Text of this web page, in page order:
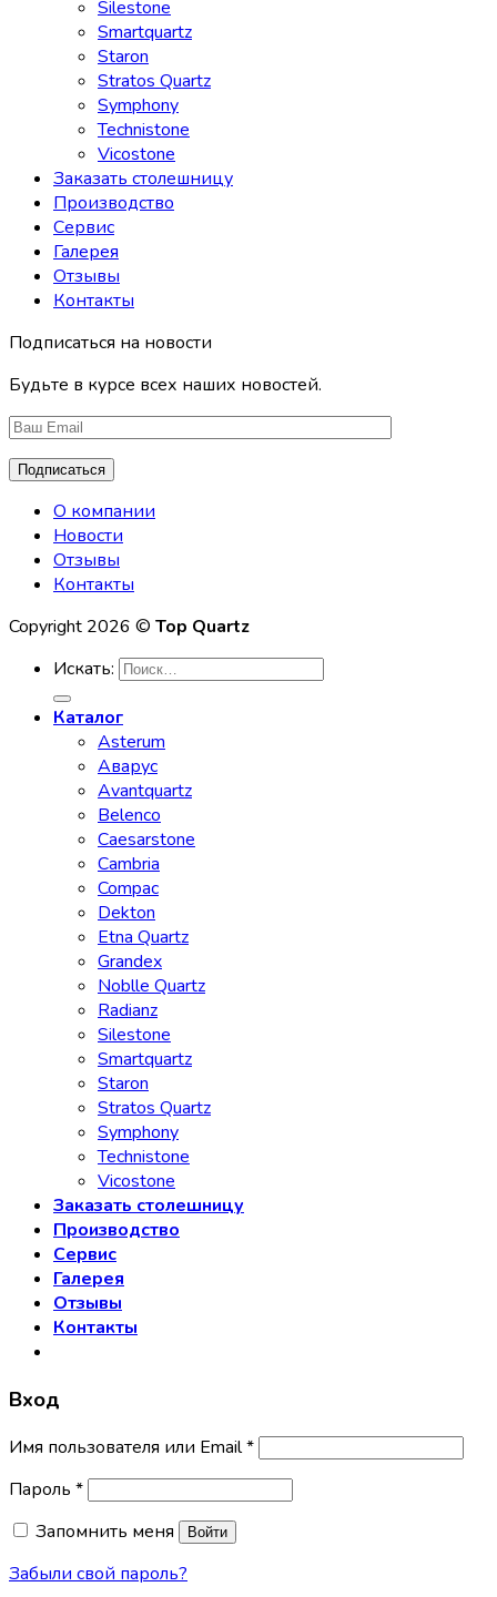
Silestone
Smartquartz
Staron
Stratos Quartz
Symphony
Technistone
Vicostone
Заказать столешницу
Производство
Сервис
Галерея
Отзывы
Контакты
Подписаться на новости
Будьте в курсе всех наших новостей.
О компании
Новости
Отзывы
Контакты
Copyright 2026 © Top Quartz
Искать:
Каталог
Asterum
Аварус
Avantquartz
Belenco
Caesarstone
Cambria
Compac
Dekton
Etna Quartz
Grandex
Noblle Quartz
Radianz
Silestone
Smartquartz
Staron
Stratos Quartz
Symphony
Technistone
Vicostone
Заказать столешницу
Производство
Сервис
Галерея
Отзывы
Контакты
Вход
Имя пользователя или Email*
Пароль *
Запомнить меня
Войти
Забыли свой пароль?